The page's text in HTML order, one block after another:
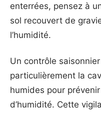
enterrées, pensez à
sol recouvert de
l’humidité.
Un contrôle
particulièrement la
humides pour
d’humidité. Cette